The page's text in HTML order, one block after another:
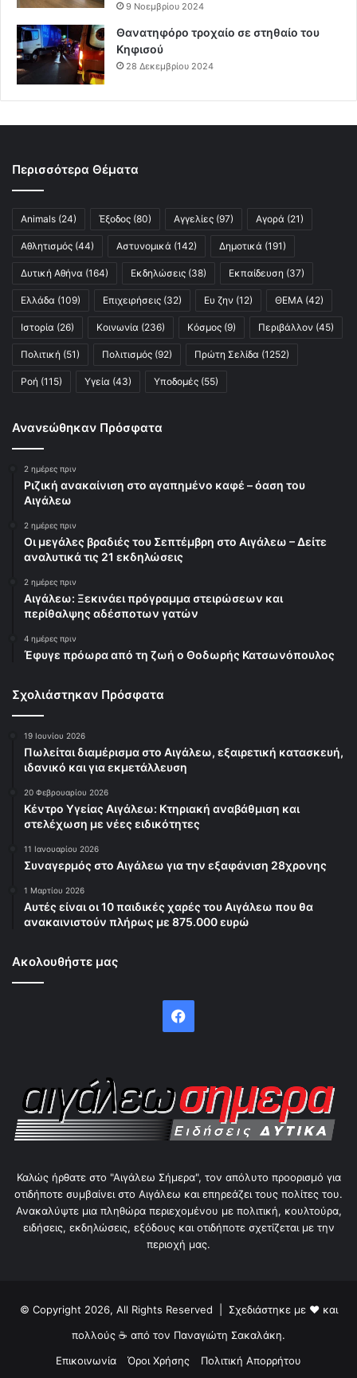
9 Νοεμβρίου 2024
Θανατηφόρο τροχαίο σε στηθαίο του
Κηφισού
28 Δεκεμβρίου 2024
Περισσότερα Θέματα
Animals (24) Έξοδος (80) Αγγελίες (97) Αγορά (21)
Αθλητισμός (44) Αστυνομικά (142) Δημοτικά (191)
Δυτική Αθήνα (164) Εκδηλώσεις (38) Εκπαίδευση (37)
Ελλάδα (109) Επιχειρήσεις (32) Ευ ζην (12) ΘΕΜΑ (42)
Ιστορία (26) Κοινωνία (236) Κόσμος (9) Περιβάλλον (45)
Πολιτική (51) Πολιτισμός (92) Πρώτη Σελίδα (1252)
Ροή (115) Υγεία (43) Υποδομές (55)
Ανανεώθηκαν Πρόσφατα
2 ημέρες πριν
Ριζική ανακαίνιση στο αγαπημένο καφέ – όαση του
Αιγάλεω
2 ημέρες πριν
Οι μεγάλες βραδιές του Σεπτέμβρη στο Αιγάλεω – Δείτε
αναλυτικά τις 21 εκδηλώσεις
2 ημέρες πριν
Αιγάλεω: Ξεκινάει πρόγραμμα στειρώσεων και
περίθαλψης αδέσποτων γατών
4 ημέρες πριν
Έφυγε πρόωρα από τη ζωή ο Θοδωρής Κατσωνόπουλος
Σχολιάστηκαν Πρόσφατα
19 Ιουνίου 2026
Πωλείται διαμέρισμα στο Αιγάλεω, εξαιρετική κατασκευή,
ιδανικό και για εκμετάλλευση
20 Φεβρουαρίου 2026
Κέντρο Υγείας Αιγάλεω: Κτηριακή αναβάθμιση και
στελέχωση με νέες ειδικότητες
11 Ιανουαρίου 2026
Συναγερμός στο Αιγάλεω για την εξαφάνιση 28χρονης
1 Μαρτίου 2026
Αυτές είναι οι 10 παιδικές χαρές του Αιγάλεω που θα
ανακαινιστούν πλήρως με 875.000 ευρώ
Ακολουθήστε μας
Facebook
Καλώς ήρθατε στο "Αιγάλεω Σήμερα", τον απόλυτο προορισμό για
οτιδήποτε συμβαίνει στο Αιγάλεω και επηρεάζει τους πολίτες του.
Ανακαλύψτε μια πληθώρα περιεχομένου με πολιτική, κουλτούρα,
ειδήσεις, εκδηλώσεις, εξόδους και οτιδήποτε σχετίζεται με την
περιοχή μας.
© Copyright 2026, All Rights Reserved | Σχεδιάστηκε με ❤ και
πολλούς ☕ από τον Παναγιώτη Σακαλάκη.
Επικοινωνία
Όροι Χρήσης Πολιτική Απορρήτου